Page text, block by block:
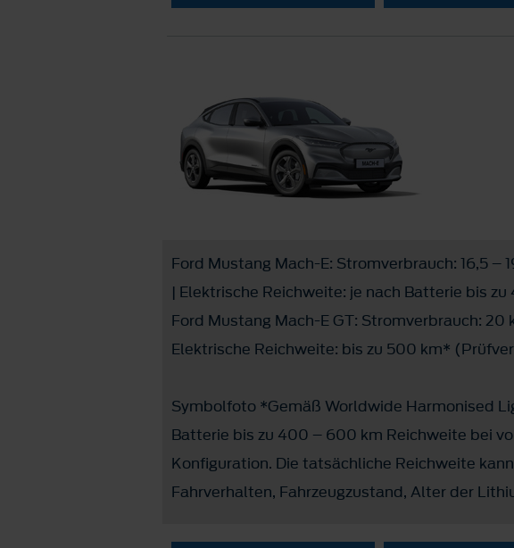
Ford Mustang Mach-E: Stromverbrauch: 16,5
| Elektrische Reichweite: je nach Batterie bis
Ford Mustang Mach-E GT: Stromverbrauch:
Elektrische Reichweite: bis zu 500 km*
Symbolfoto *Gemäß Worldwide Harmonised
Batterie bis zu 400 – 600 km Reichweite bei
Konfiguration. Die tatsächliche Reichweite
Fahrverhalten, Fahrzeugzustand, Alter der